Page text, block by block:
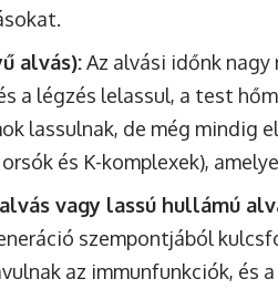
alvás):Az alvási időnk
a légzés lelassul, a test
lassulnak, de még mindig
és K-komplexek),
vagy lassú hullámú
szempontjából
az immunfunkciók, és